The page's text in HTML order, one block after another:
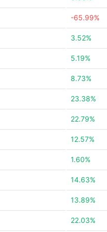
-65.99%
3.52%
5.19%
8.73%
23.38%
22.79%
12.57%
1.60%
14.63%
13.89%
22.03%